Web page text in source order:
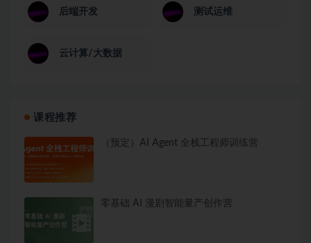
后端开发 测试运维
云计算/大数据
课程推荐
（预定）AI Agent 全栈工程师训练营
零基础 AI 漫剧智能量产创作营